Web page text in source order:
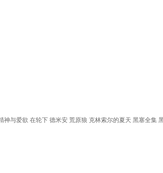
与爱欲 在轮下 德米安 荒原狼 克林索尔的夏天 黑塞全集